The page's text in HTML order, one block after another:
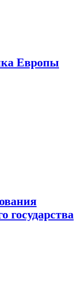
Европы
государства